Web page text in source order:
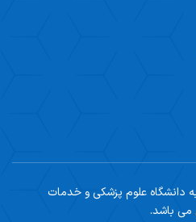
دانشگاه علوم پزشکی و خدمات
می باشد.